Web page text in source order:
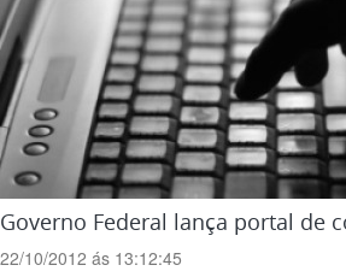
Governo Federal lança portal de
22/10/2012 ás 13:12:45